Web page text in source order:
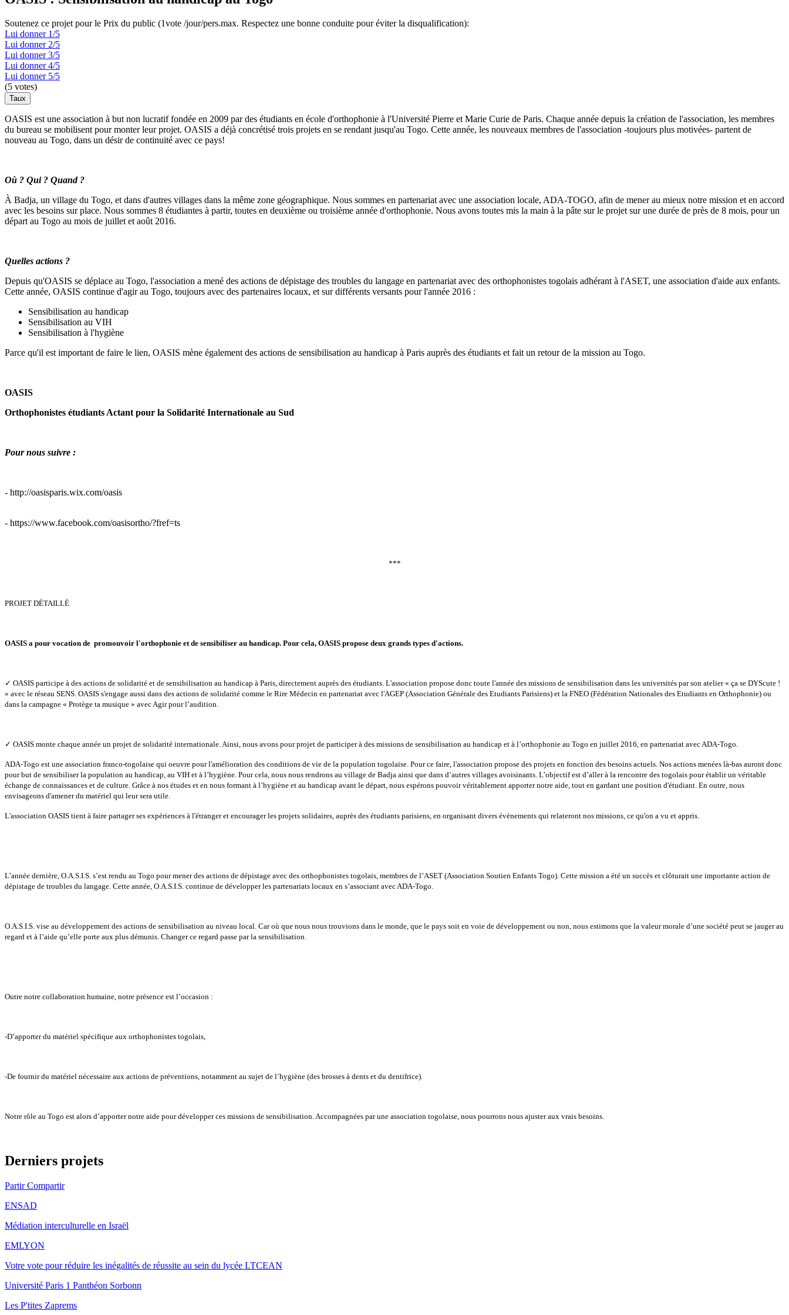
Soutenez ce projet pour le Prix du public (1vote /jour/pers.max. Respectez une bonne conduite pour éviter la disqualification):
Lui donner 1/5
Lui donner 2/5
Lui donner 3/5
Lui donner 4/5
Lui donner 5/5
(5 votes)
OASIS est une association à but non lucratif fondée en 2009 par des étudiants en école d'orthophonie à l'Université Pierre et Marie Curie de Paris. Chaque année depuis la création de l'association, les membres
du bureau se mobilisent pour monter leur projet. OASIS a déjà concrétisé trois projets en se rendant jusqu'au Togo. Cette année, les nouveaux membres de l'association -toujours plus motivées- partent de
nouveau au Togo, dans un désir de continuité avec ce pays!
Où ? Qui ? Quand ?
À Badja, un village du Togo, et dans d'autres villages dans la même zone géographique. Nous sommes en partenariat avec une association locale, ADA-TOGO, afin de mener au mieux notre mission et en accord
avec les besoins sur place. Nous sommes 8 étudiantes à partir, toutes en deuxième ou troisième année d'orthophonie. Nous avons toutes mis la main à la pâte sur le projet sur une durée de près de 8 mois, pour un
départ au Togo au mois de juillet et août 2016.
Quelles actions ?
Depuis qu'OASIS se déplace au Togo, l'association a mené des actions de dépistage des troubles du langage en partenariat avec des orthophonistes togolais adhérant à l'ASET, une association d'aide aux enfants.
Cette année, OASIS continue d'agir au Togo, toujours avec des partenaires locaux, et sur différents versants pour l'année 2016 :
Sensibilisation au handicap
Sensibilisation au VIH
Sensibilisation à l'hygiène
Parce qu'il est important de faire le lien, OASIS mène également des actions de sensibilisation au handicap à Paris auprès des étudiants et fait un retour de la mission au Togo.
OASIS
Orthophonistes étudiants Actant pour la Solidarité Internationale au Sud
Pour nous suivre :
- http://oasisparis.wix.com/oasis
- https://www.facebook.com/oasisortho/?fref=ts
***
PROJET DÉTAILLÉ
OASIS a pour vocation de promouvoir l'orthophonie et de sensibiliser au handicap. Pour cela, OASIS propose deux grands types d'actions.
✓ OASIS participe à des actions de solidarité et de sensibilisation au handicap à Paris, directement auprès des étudiants. L'association propose donc toute l'année des missions de sensibilisation dans les universités par son atelier « ça se DYScute !
» avec le réseau SENS. OASIS s'engage aussi dans des actions de solidarité comme le Rire Médecin en partenariat avec l'AGEP (Association Générale des Etudiants Parisiens) et la FNEO (Fédération Nationales des Etudiants en Orthophonie) ou
dans la campagne « Protège ta musique » avec Agir pour l’audition.
✓ OASIS monte chaque année un projet de solidarité internationale. Ainsi, nous avons pour projet de participer à des missions de sensibilisation au handicap et à l’orthophonie au Togo en juillet 2016, en partenariat avec ADA-Togo.
ADA-Togo est une association franco-togolaise qui oeuvre pour l'amélioration des conditions de vie de la population togolaise. Pour ce faire, l'association propose des projets en fonction des besoins actuels. Nos actions menées là-bas auront donc
pour but de sensibiliser la population au handicap, au VIH et à l’hygiène. Pour cela, nous nous rendrons au village de Badja ainsi que dans d’autres villages avoisinants. L’objectif est d’aller à la rencontre des togolais pour établir un véritable
échange de connaissances et de culture. Grâce à nos études et en nous formant à l’hygiène et au handicap avant le départ, nous espérons pouvoir véritablement apporter notre aide, tout en gardant une position d'étudiant. En outre, nous
envisageons d'amener du matériel qui leur sera utile.
L'association OASIS tient à faire partager ses expériences à l'étranger et encourager les projets solidaires, auprès des étudiants parisiens, en organisant divers évènements qui relateront nos missions, ce qu'on a vu et appris.
L’année dernière, O.A.S.I.S. s’est rendu au Togo pour mener des actions de dépistage avec des orthophonistes togolais, membres de l’ASET (Association Soutien Enfants Togo). Cette mission a été un succès et clôturait une importante action de
dépistage de troubles du langage. Cette année, O.A.S.I.S. continue de développer les partenariats locaux en s’associant avec ADA-Togo.
O.A.S.I.S. vise au développement des actions de sensibilisation au niveau local. Car où que nous nous trouvions dans le monde, que le pays soit en voie de développement ou non, nous estimons que la valeur morale d’une société peut se jauger au
regard et à l’aide qu’elle porte aux plus démunis. Changer ce regard passe par la sensibilisation.
Outre notre collaboration humaine, notre présence est l’occasion :
-D’apporter du matériel spécifique aux orthophonistes togolais,
-De fournir du matériel nécessaire aux actions de préventions, notamment au sujet de l’hygiène (des brosses à dents et du dentifrice).
Notre rôle au Togo est alors d’apporter notre aide pour développer ces missions de sensibilisation. Accompagnées par une association togolaise, nous pourrons nous ajuster aux vrais besoins.
Derniers projets
Partir Compartir
ENSAD
Médiation interculturelle en Israël
EMLYON
Votre vote pour réduire les inégalités de réussite au sein du lycée LTCEAN
Université Paris 1 Panthéon Sorbonn
Les P'tites Zaprems